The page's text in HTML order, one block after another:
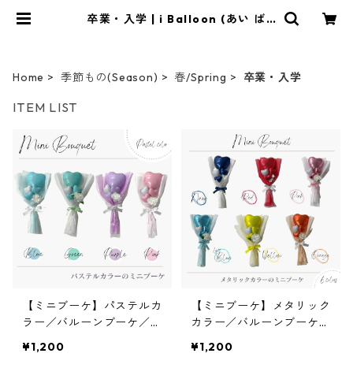
卒業・入学 | i Balloon (あい ば
Home 季節もの(Season) 春/Spring 卒業・入学
ITEM LIST
【ミニブーケ】パステルカ
ラー／バルーンブーケ／名
¥1,200
【ミニブーケ】メタリック
カラー／バルーンブーケ／
¥1,200